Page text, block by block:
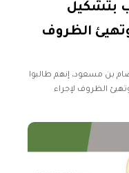
بتشكيل
الظروف
بن مسعود، إنهم طالبوا
الظروف لإجراء
صحفية، أنهم دعوا